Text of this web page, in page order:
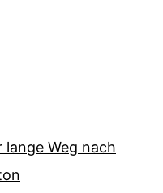
lange Weg nach